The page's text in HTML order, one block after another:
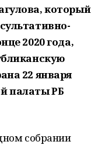
который
2020 года,
22 января
палаты РБ
собрании